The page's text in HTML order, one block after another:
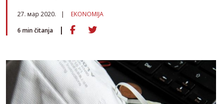
27. мар 2020.
EKONOMIJA
6 min čitanja